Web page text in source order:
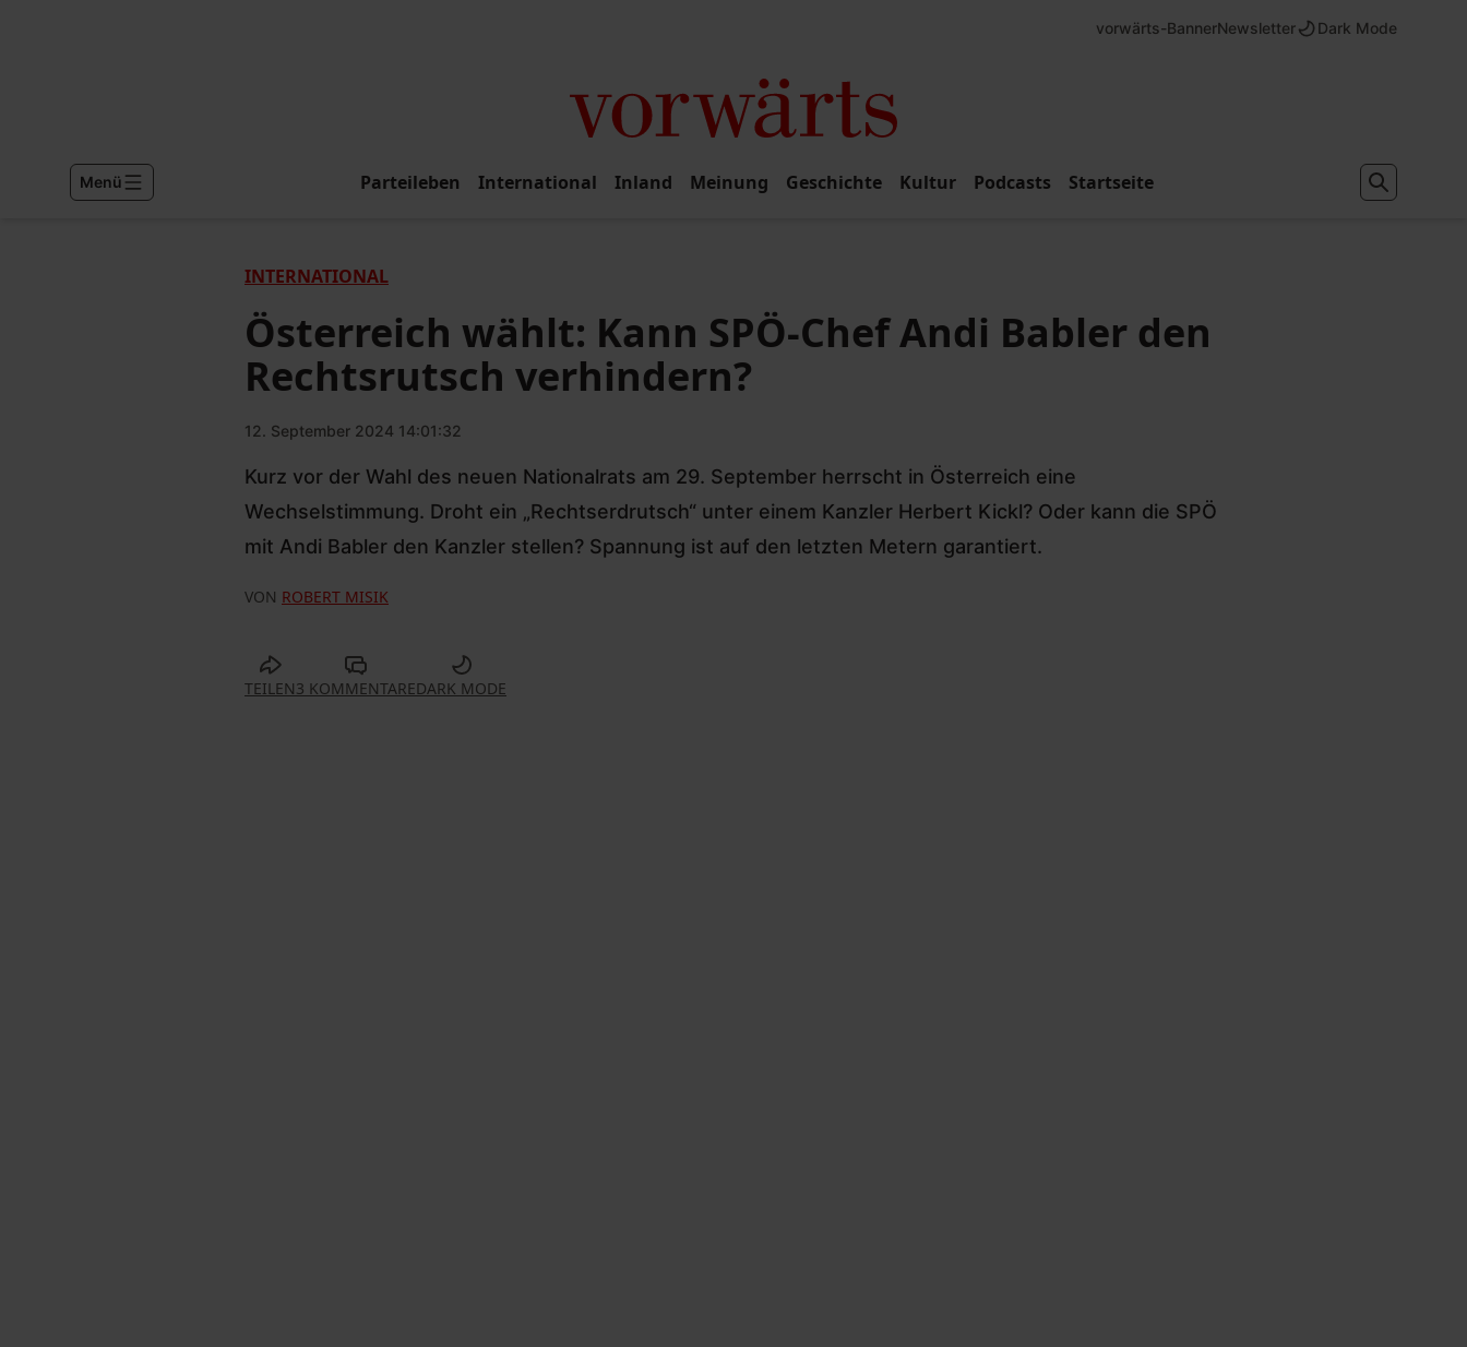
vorwärts-BannerNewsletter Dark Mode
Menü Parteileben International Inland Meinung Geschichte Kultur Podcasts Startseite
INTERNATIONAL
Österreich wählt: Kann SPÖ-Chef Andi Babler den
Rechtsrutsch verhindern?
12. September 2024 14:01:32
Kurz vor der Wahl des neuen Nationalrats am 29. September herrscht in Österreich eine
Wechselstimmung. Droht ein „Rechtserdrutsch“ unter einem Kanzler Herbert Kickl? Oder kann die SPÖ
mit Andi Babler den Kanzler stellen? Spannung ist auf den letzten Metern garantiert.
VON ROBERT MISIK
TEILEN3 KOMMENTAREDARK MODE